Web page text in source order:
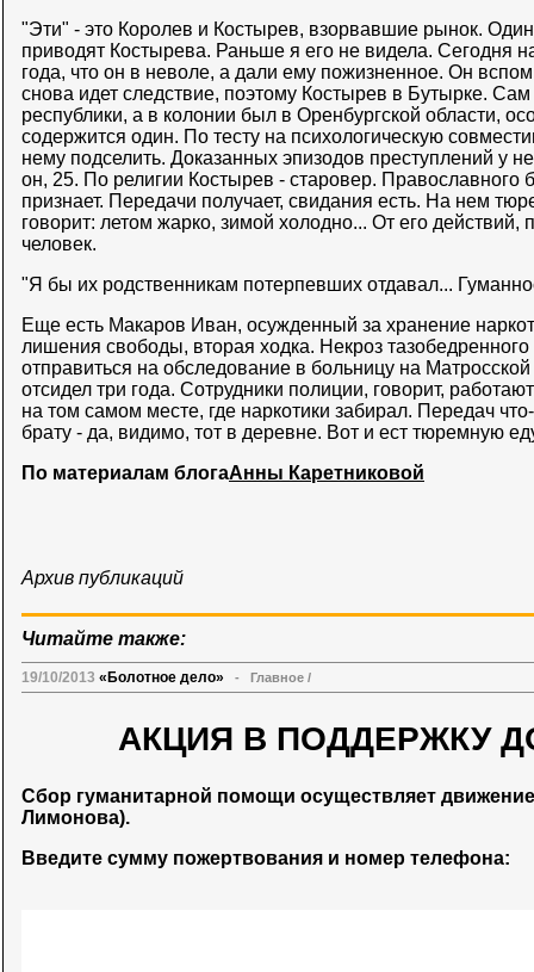
"Эти" - это Королев и Костырев, взорвавшие рынок.
приводят Костырева. Раньше я его не видела. Сегодня
года, что он в неволе, а дали ему пожизненное. Он
снова идет следствие, поэтому Костырев в Бутырке. Сам
республики, а в колонии был в Оренбургской области,
содержится один. По тесту на психологическую
нему подселить. Доказанных эпизодов преступлений у
он, 25. По религии Костырев - старовер. Православного
признает. Передачи получает, свидания есть. На нем
говорит: летом жарко, зимой холодно... От его действий,
человек.
"Я бы их родственникам потерпевших отдавал...
Еще есть Макаров Иван, осужденный за хранение
лишения свободы, вторая ходка. Некроз
отправиться на обследование в больницу на
отсидел три года. Сотрудники полиции, говорит,
на том самом месте, где наркотики забирал. Передач
брату - да, видимо, тот в деревне. Вот и ест тюремную
По материалам блогаАнны Каретниковой
Архив публикаций
Читайте также:
19/10/2013 «Болотное дело» - Главное /
АКЦИЯ В ПОДДЕРЖКУ
Сбор гуманитарной помощи осуществляет
Лимонова).
Введите сумму пожертвования и номер телефона: